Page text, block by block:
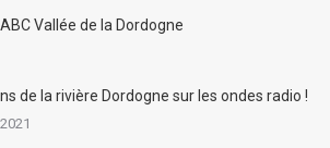
Vallée de la Dordogne
de la rivière Dordogne sur les ondes radio !